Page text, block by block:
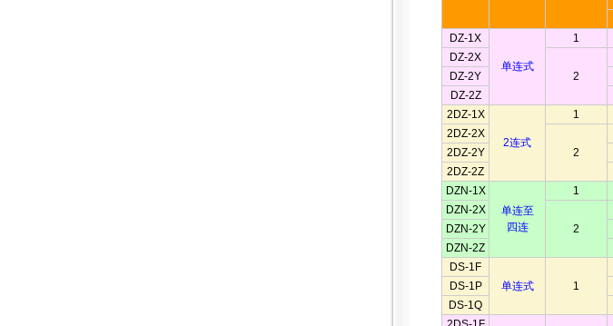
DZ-1X
单连式
1
DZ-2X
2
DZ-2Y
DZ-2Z
2DZ-1X
2连式
1
2DZ-2X
2
2DZ-2Y
2DZ-2Z
DZN-1X
单连至
四连
1
DZN-2X
2
DZN-2Y
DZN-2Z
DS-1F
单连式
1
DS-1P
DS-1Q